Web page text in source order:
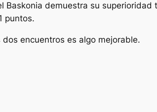
Baskonia demuestra su superioridad
puntos.
encuentros es algo mejorable.